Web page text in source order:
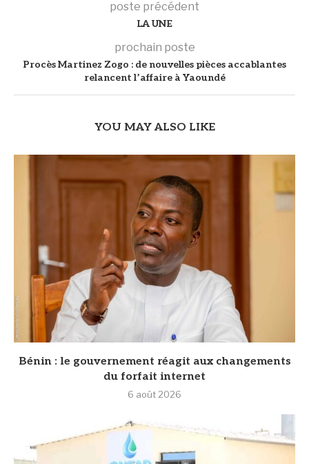
poste précédent
LA UNE
prochain poste
‎Procès Martinez Zogo : de nouvelles pièces accablantes
relancent l’affaire à Yaoundé
YOU MAY ALSO LIKE
Bénin : le gouvernement réagit aux changements
du forfait internet
6 août 2026